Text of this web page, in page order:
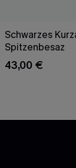
Schwarzes
Spitzenbesaz
43,00 €